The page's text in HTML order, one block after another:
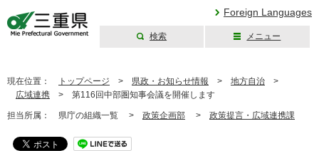
Foreign Languages
検索 メニュー
現在位置： トップページ > 県政・お知らせ情報 > 地方自治 >
広域連携 > 第116回中部圏知事会議を開催します
担当所属： 県庁の組織一覧 > 政策企画部 > 政策提言・広域連携課